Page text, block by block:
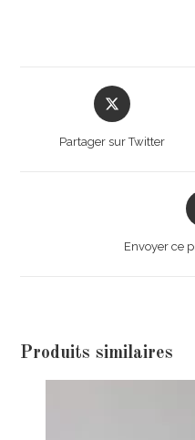
Partager sur Twitter
Envoyer ce
Produits similaires